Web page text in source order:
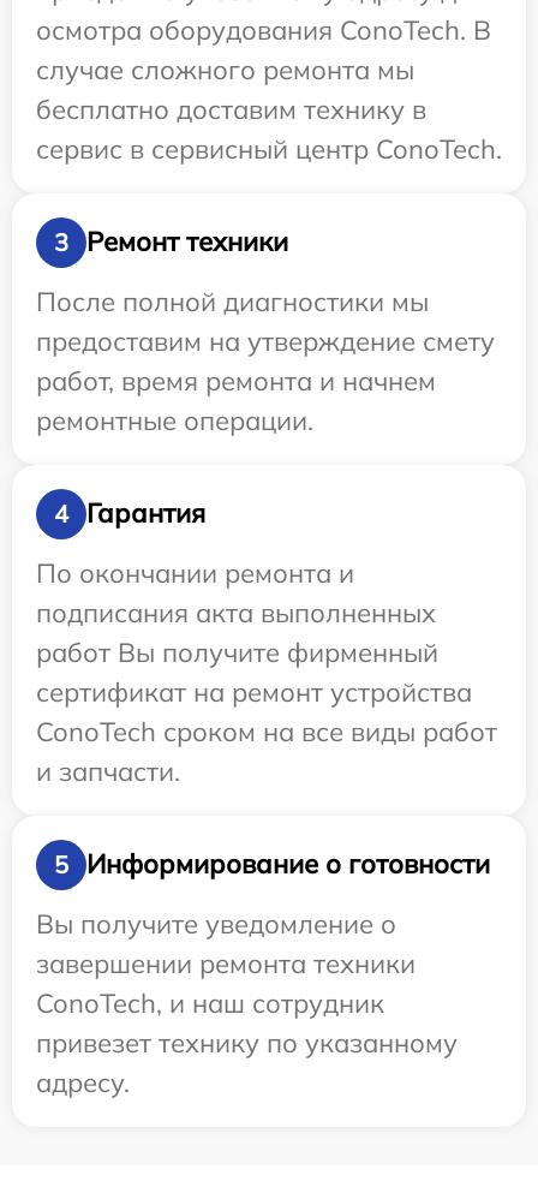
осмотра оборудования ConoTech. В
случае сложного ремонта мы
бесплатно доставим технику в
сервис в сервисный центр ConoTech.
3
Ремонт техники
После полной диагностики мы
предоставим на утверждение смету
работ, время ремонта и начнем
ремонтные операции.
4
Гарантия
По окончании ремонта и
подписания акта выполненных
работ Вы получите фирменный
сертификат на ремонт устройства
ConoTech сроком на все виды работ
и запчасти.
5
Информирование о готовности
Вы получите уведомление о
завершении ремонта техники
ConoTech, и наш сотрудник
привезет технику по указанному
адресу.